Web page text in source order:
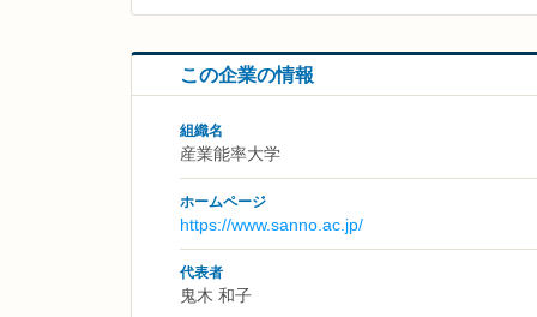
この企業の情報
組織名
産業能率大学
ホームページ
https://www.sanno.ac.jp/
代表者
鬼木 和子